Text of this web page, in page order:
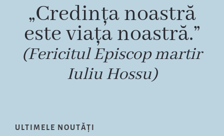
„Credința noastră
este viața noastră.”
(Fericitul Episcop martir
Iuliu Hossu)
ULTIMELE NOUTĂȚI